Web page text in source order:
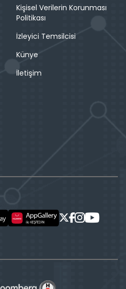
Kişisel Verilerin Korunması
Politikası
İzleyici Temsilcisi
Künye
İletişim